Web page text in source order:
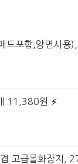
드포함,양면사
11,380원
겹 고급롤화장지